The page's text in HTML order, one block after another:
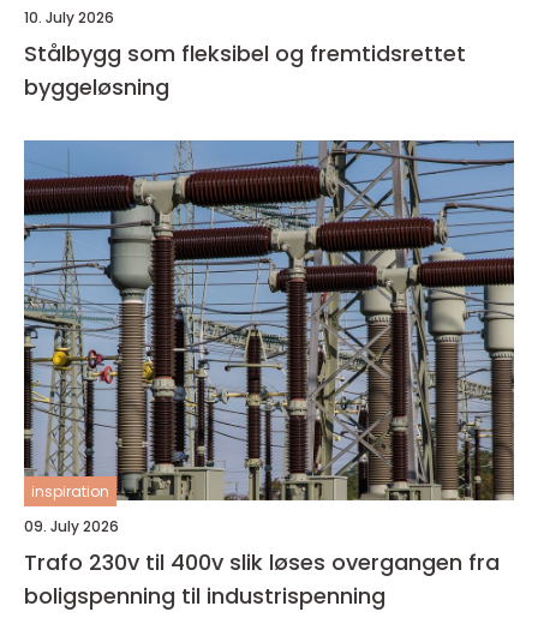
10. July 2026
Stålbygg som fleksibel og fremtidsrettet
byggeløsning
inspiration
09. July 2026
Trafo 230v til 400v slik løses overgangen fra
boligspenning til industrispenning